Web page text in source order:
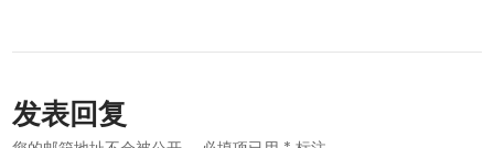
导
航
发表回复